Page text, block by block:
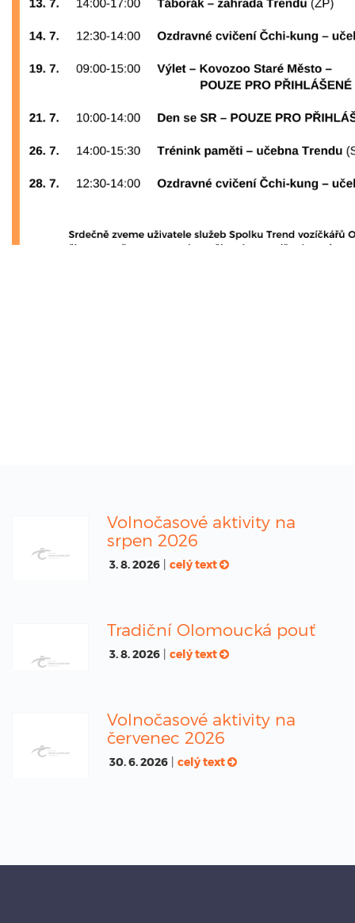
Volnočasové aktivity na
srpen 2026
3. 8. 2026 celý text
Tradiční Olomoucká pouť
3. 8. 2026 celý text
Volnočasové aktivity na
červenec 2026
30. 6. 2026 celý text